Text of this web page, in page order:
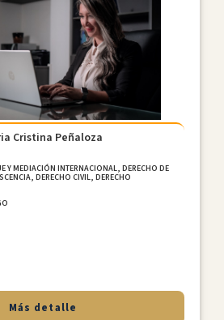
Cristina Peñaloza
Y MEDIACIÓN INTERNACIONAL, DERECHO DE
DERECHO CIVIL, DERECHO
Más detalle